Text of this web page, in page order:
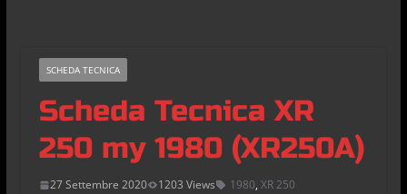
SCHEDA TECNICA
Scheda Tecnica XR
250 my 1980 (XR250A)
27 Settembre 2020 1203 Views 1980, XR 250